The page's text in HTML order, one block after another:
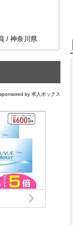
/ 神奈川県
sponsored by 求人ボックス